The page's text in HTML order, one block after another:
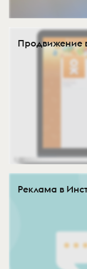
Продвижение
Реклама в